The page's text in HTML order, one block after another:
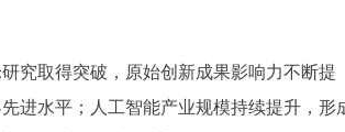
究取得突破，原始创新成果影响力不断提
进水平；人工智能产业规模持续提升，形